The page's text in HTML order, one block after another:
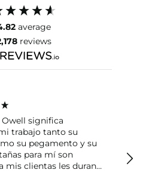
average
reviews
Owell significa
trabajo tanto su
su pegamento y su
para mí son
mis clientas les duran
de un mes